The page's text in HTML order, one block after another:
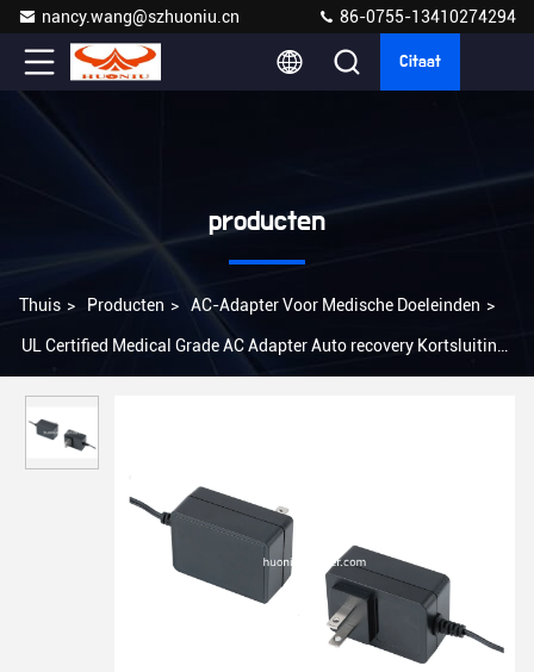
nancy.wang@szhuoniu.cn 86-0755-13410274294
Citaat
producten
Thuis > Producten > AC-Adapter Voor Medische Doeleinden >
UL Certified Medical Grade AC Adapter Auto recovery Kortsluiting